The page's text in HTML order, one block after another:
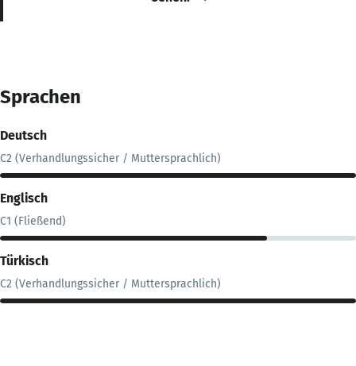
Sprachen
Deutsch
C2 (Verhandlungssicher / Muttersprachlich)
Englisch
C1 (Fließend)
Türkisch
C2 (Verhandlungssicher / Muttersprachlich)